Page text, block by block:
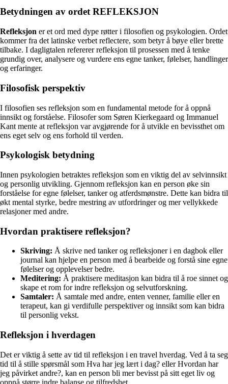
Betydningen av ordet REFLEKSJON
Refleksjon er et ord med dype røtter i filosofien og psykologien. Ordet
kommer fra det latinske verbet reflectere, som betyr å bøye eller brette
tilbake. I dagligtalen refererer refleksjon til prosessen med å tenke
grundig over, analysere og vurdere ens egne tanker, følelser, handlinger
og erfaringer.
Filosofisk perspektiv
I filosofien ses refleksjon som en fundamental metode for å oppnå
innsikt og forståelse. Filosofer som Søren Kierkegaard og Immanuel
Kant mente at refleksjon var avgjørende for å utvikle en bevissthet om
ens eget selv og ens forhold til verden.
Psykologisk betydning
Innen psykologien betraktes refleksjon som en viktig del av selvinnsikt
og personlig utvikling. Gjennom refleksjon kan en person øke sin
forståelse for egne følelser, tanker og atferdsmønstre. Dette kan bidra til
økt mental styrke, bedre mestring av utfordringer og mer vellykkede
relasjoner med andre.
Hvordan praktisere refleksjon?
Skriving: Å skrive ned tanker og refleksjoner i en dagbok eller
journal kan hjelpe en person med å bearbeide og forstå sine egne
følelser og opplevelser bedre.
Meditering: Å praktisere meditasjon kan bidra til å roe sinnet og
skape et rom for indre refleksjon og selvutforskning.
Samtaler: Å samtale med andre, enten venner, familie eller en
terapeut, kan gi verdifulle perspektiver og innsikt som kan bidra
til personlig vekst.
Refleksjon i hverdagen
Det er viktig å sette av tid til refleksjon i en travel hverdag. Ved å ta seg
tid til å stille spørsmål som Hva har jeg lært i dag? eller Hvordan har
jeg påvirket andre?, kan en person bli mer bevisst på sitt eget liv og
oppnå større indre balanse og tilfredshet.